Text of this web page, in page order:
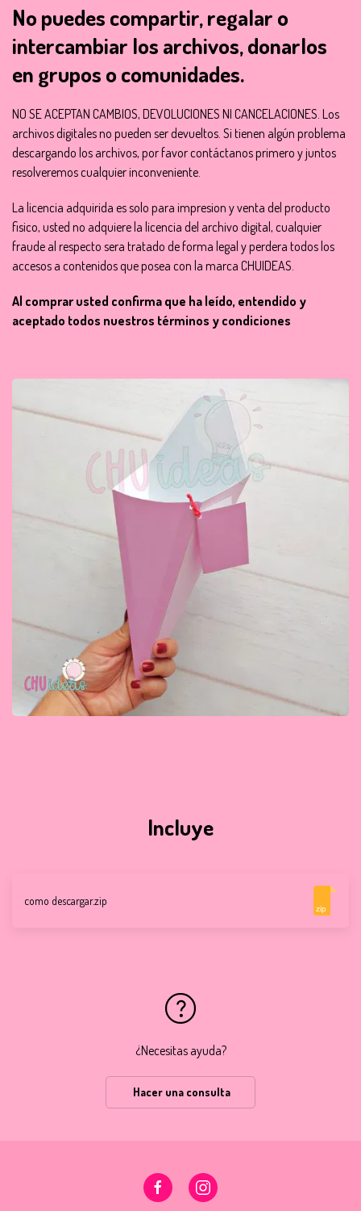
No puedes compartir, regalar o
intercambiar los archivos, donarlos
en grupos o comunidades.
NO SE ACEPTAN CAMBIOS, DEVOLUCIONES NI CANCELACIONES. Los
archivos digitales no pueden ser devueltos. Si tienen algún problema
descargando los archivos, por favor contáctanos primero y juntos
resolveremos cualquier inconveniente.
La licencia adquirida es solo para impresion y venta del producto
fisico, usted no adquiere la licencia del archivo digital, cualquier
fraude al respecto sera tratado de forma legal y perdera todos los
accesos a contenidos que posea con la marca CHUIDEAS.
Al comprar usted confirma que ha leído, entendido y
aceptado todos nuestros términos y condiciones
Incluye
como descargar.zip
zip
¿Necesitas ayuda?
Hacer una consulta